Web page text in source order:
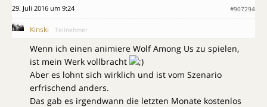
29. Juli 2016 um 9:24 #907294
Kinski Teilnehmer
Wenn ich einen animiere Wolf Among Us zu spielen,
ist mein Werk vollbracht
Aber es lohnt sich wirklich und ist vom Szenario
erfrischend anders.
Das gab es irgendwann die letzten Monate kostenlos